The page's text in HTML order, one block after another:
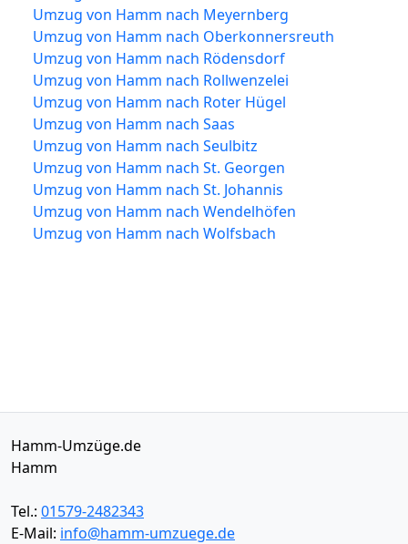
Umzug von Hamm nach Meyernberg
Umzug von Hamm nach Oberkonnersreuth
Umzug von Hamm nach Rödensdorf
Umzug von Hamm nach Rollwenzelei
Umzug von Hamm nach Roter Hügel
Umzug von Hamm nach Saas
Umzug von Hamm nach Seulbitz
Umzug von Hamm nach St. Georgen
Umzug von Hamm nach St. Johannis
Umzug von Hamm nach Wendelhöfen
Umzug von Hamm nach Wolfsbach
Hamm-Umzüge.de
Hamm
Tel.: 01579-2482343
E-Mail: info@hamm-umzuege.de